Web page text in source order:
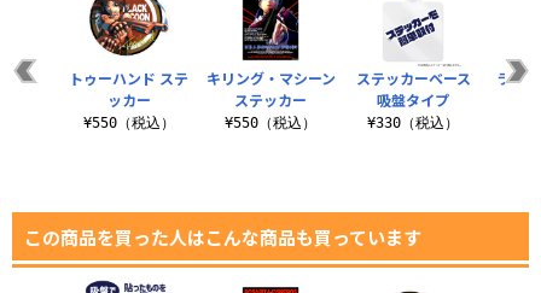
キリング・マシーン
ステッカー
¥550（税込）
ステッカーベース
吸盤タイプ
¥330（税込）
ラグ
トゥーハンド ステ
ッカー
¥550（税込）
この商品を買った人はこんな商品も買っています